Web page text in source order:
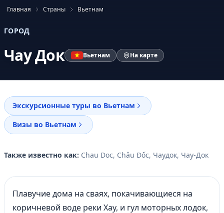
Главная Страны Вьетнам
ГОРОД
Чау Док Вьетнам На карте
Экскурсионные туры во Вьетнам
Визы во Вьетнам
Также известно как: Chau Doc, Châu Đốc, Чаудок, Чау-Док
Плавучие дома на сваях, покачивающиеся на
коричневой воде реки Хау, и гул моторных лодок,